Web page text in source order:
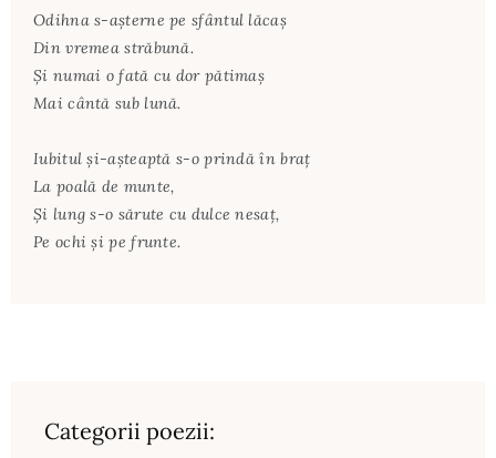
Odihna s-aşterne pe sfântul lăcaş
Din vremea străbună.
Şi numai o fată cu dor pătimaş
Mai cântă sub lună.
Iubitul şi-aşteaptă s-o prindă în braţ
La poală de munte,
Şi lung s-o sărute cu dulce nesaţ,
Pe ochi şi pe frunte.
Categorii poezii: